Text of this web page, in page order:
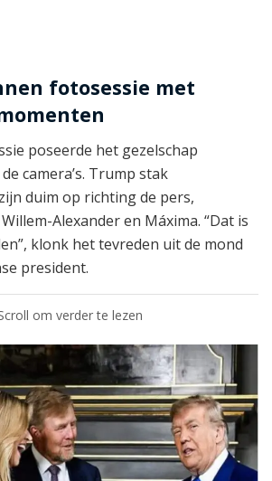
fotosessie met
poseerde het gezelschap
camera’s. Trump stak
zijn duim op richting de pers,
Alexander en Máxima. “Dat is
klonk het tevreden uit de mond
president.
om verder te lezen